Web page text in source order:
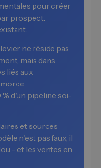
pour créer
prospect,
ne réside pas
mais dans
liés aux
d'un pipeline soi-
et sources
n'est pas faux, il
- et les ventes en